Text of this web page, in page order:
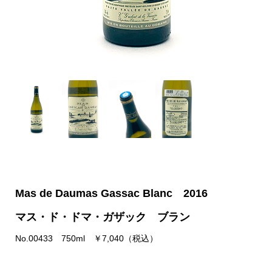
Mas de Daumas Gassac Blanc 2016
マス・ド・ドマ・ガザック ブラン
No.00433 750ml ￥7,040（税込）